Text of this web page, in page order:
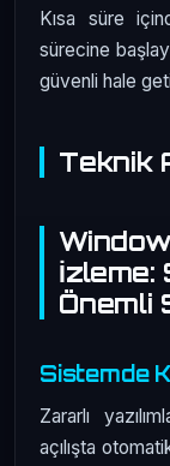
Kısa süre
sürecine
güvenli hale
Teknik
İzleme:
Önemli
Sistemde
Zararlı
açılışta